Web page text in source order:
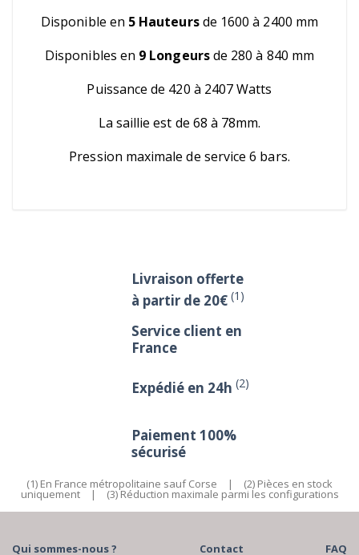
Disponible en 5 Hauteursde 1600 à 2400 mm
Disponibles en 9 Longeursde 280 à 840 mm
Puissance de 420 à 2407 Watts
La saillie est de 68 à 78mm.
Pression maximale de service 6 bars.
Livraison offerte
à partir de 20€ (1)
Service client en
France
Expédié en 24h (2)
Paiement 100%
sécurisé
(1) En France métropolitaine sauf Corse | (2) Pièces en stock
uniquement | (3) Réduction maximale parmi les configurations
Qui sommes-nous ? Contact FAQ